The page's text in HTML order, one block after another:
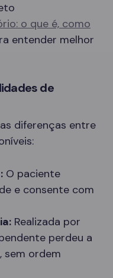
o que é, como
entender melhor
de
diferenças entre
O paciente
e consente com
Realizada por
perdeu a
sem ordem